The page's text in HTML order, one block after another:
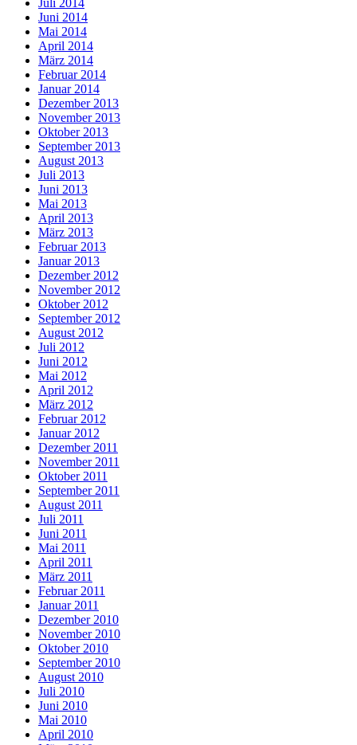
Juli 2014
Juni 2014
Mai 2014
April 2014
März 2014
Februar 2014
Januar 2014
Dezember 2013
November 2013
Oktober 2013
September 2013
August 2013
Juli 2013
Juni 2013
Mai 2013
April 2013
März 2013
Februar 2013
Januar 2013
Dezember 2012
November 2012
Oktober 2012
September 2012
August 2012
Juli 2012
Juni 2012
Mai 2012
April 2012
März 2012
Februar 2012
Januar 2012
Dezember 2011
November 2011
Oktober 2011
September 2011
August 2011
Juli 2011
Juni 2011
Mai 2011
April 2011
März 2011
Februar 2011
Januar 2011
Dezember 2010
November 2010
Oktober 2010
September 2010
August 2010
Juli 2010
Juni 2010
Mai 2010
April 2010